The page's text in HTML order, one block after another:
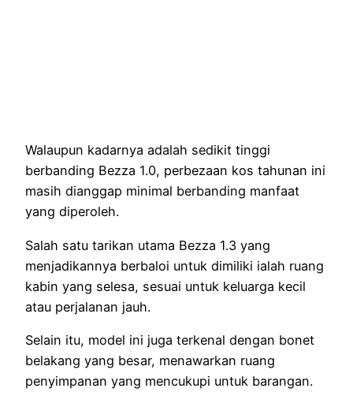
Walaupun kadarnya adalah sedikit tinggi
berbanding Bezza 1.0, perbezaan kos tahunan ini
masih dianggap minimal berbanding manfaat
yang diperoleh.
Salah satu tarikan utama Bezza 1.3 yang
menjadikannya berbaloi untuk dimiliki ialah ruang
kabin yang selesa, sesuai untuk keluarga kecil
atau perjalanan jauh.
Selain itu, model ini juga terkenal dengan bonet
belakang yang besar, menawarkan ruang
penyimpanan yang mencukupi untuk barangan.